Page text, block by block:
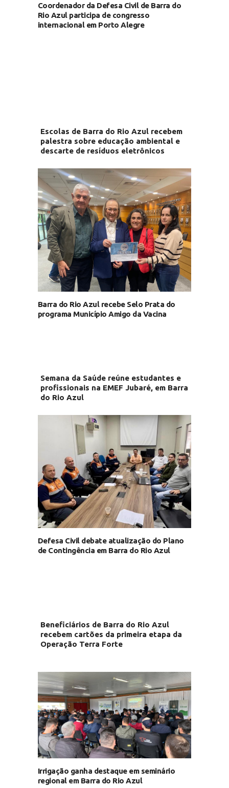
Coordenador da Defesa Civil de Barra do
Rio Azul participa de congresso
internacional em Porto Alegre
Escolas de Barra do Rio Azul recebem
palestra sobre educação ambiental e
descarte de resíduos eletrônicos
Barra do Rio Azul recebe Selo Prata do
programa Município Amigo da Vacina
Semana da Saúde reúne estudantes e
profissionais na EMEF Jubaré, em Barra
do Rio Azul
Defesa Civil debate atualização do Plano
de Contingência em Barra do Rio Azul
Beneficiários de Barra do Rio Azul
recebem cartões da primeira etapa da
Operação Terra Forte
Irrigação ganha destaque em seminário
regional em Barra do Rio Azul